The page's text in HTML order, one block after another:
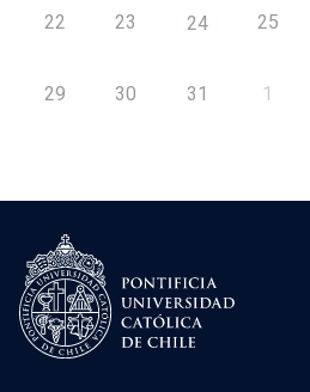
22 23 24 25
29 30 31 1